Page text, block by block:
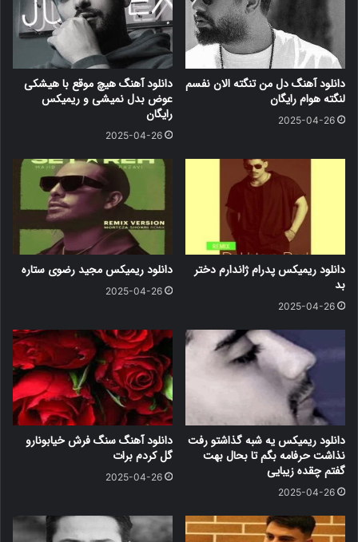
دانلود آهنگ دل من تنگته الان نفسم
لنگته هوام رایگان
2025-04-26
دانلود آهنگ هیچ موقع با هیشکی
عوض بدل نمیشی و ریمیکس
رایگان
2025-04-26
دانلود ریمیکس پدرام ژاندارم دختر
بد
2025-04-26
دانلود ریمیکس مجید رضوی ستاره
2025-04-26
دانلود ریمیکس یه شبه گذاشتو رفت
نذاشت حرفامه بگم تا بحال بهت
گفتم چقده زیبایی
2025-04-26
دانلود آهنگ سنگ فرش خیابونارو
گل کردم برات
2025-04-26